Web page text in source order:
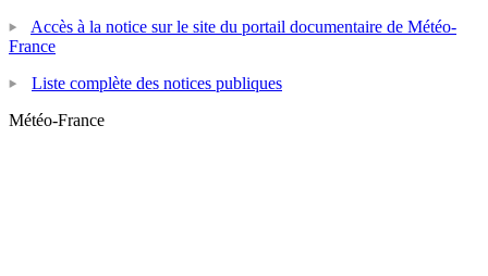
Accès à la notice sur le site du portail documentaire de Météo-
France
Liste complète des notices publiques
Météo-France